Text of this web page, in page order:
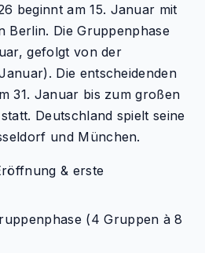
beginnt am 15. Januar mit
Berlin. Die Gruppenphase
gefolgt von der
Die entscheidenden
31. Januar bis zum großen
Deutschland spielt seine
und München.
& erste
(4 Gruppen à 8